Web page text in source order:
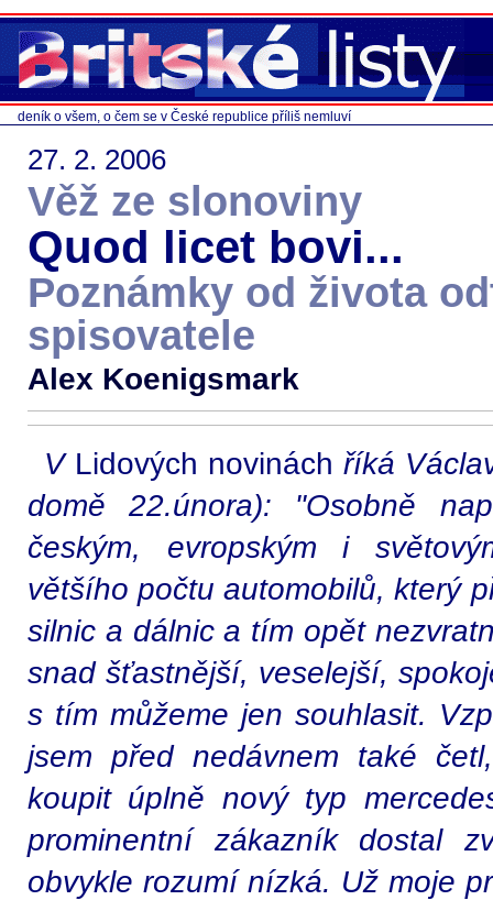
deník o všem, o čem se v České republice příliš nemluví
27. 2. 2006
Věž ze slonoviny
Quod licet bovi...
Poznámky od života
spisovatele
Alex Koenigsmark
V Lidových novinách říká
domě 22.února): "Osobně
českým, evropským i
většího počtu automobilů, který
silnic a dálnic a tím opět
snad šťastnější, veselejší,
s tím můžeme jen souhlasit.
jsem před nedávnem také
koupit úplně nový typ
prominentní zákazník dostal
obvykle rozumí nízká. Už moje